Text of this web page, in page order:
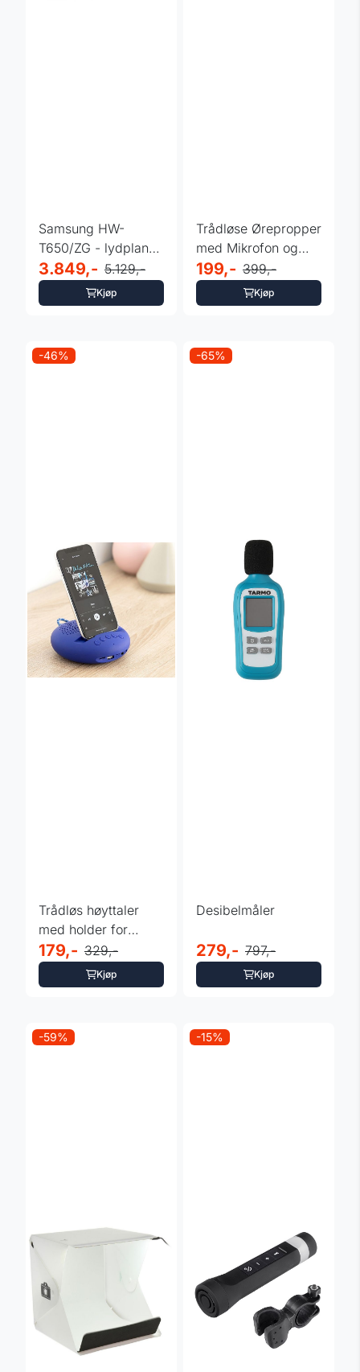
Samsung HW-
T650/ZG - lydplanke
- subwoofer - 340W
3.849,- 5.129,-
Kjøp
Trådløse Ørepropper
med Mikrofon og
Ladeboks, med ...
199,- 399,-
Kjøp
-46%
Trådløs høyttaler
med holder for
mobiltelefon eller ...
179,- 329,-
Kjøp
-65%
Desibelmåler
279,- 797,-
Kjøp
-59% -15%